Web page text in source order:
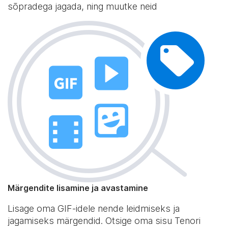
sõpradega jagada, ning muutke neid
Märgendite lisamine ja avastamine
Lisage oma GIF-idele nende leidmiseks ja
jagamiseks märgendid. Otsige oma sisu Tenori